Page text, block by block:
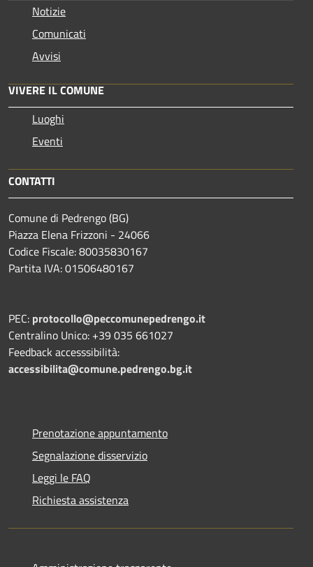
Notizie
Comunicati
Avvisi
VIVERE IL COMUNE
Luoghi
Eventi
CONTATTI
Comune di Pedrengo (BG)
Piazza Elena Frizzoni - 24066
Codice Fiscale: 80035830167
Partita IVA: 01506480167
PEC: protocollo@peccomunepedrengo.it
Centralino Unico: +39 035 661027
Feedback accesssibilità:
accessibilita@comune.pedrengo.bg.it
Prenotazione appuntamento
Segnalazione disservizio
Leggi le FAQ
Richiesta assistenza